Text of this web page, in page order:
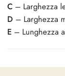
C – Larghezza
D – Larghezza
E – Lunghezza